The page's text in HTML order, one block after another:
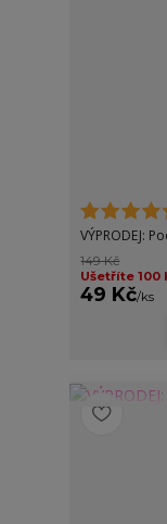
VÝPRODEJ:
149 Kč
Ušetříte 100
49 Kč/ks